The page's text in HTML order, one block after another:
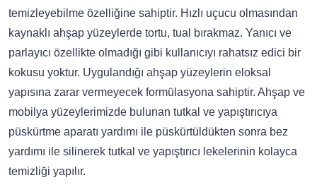
temizleyebilme özelliğine sahiptir. Hızlı uçucu olmasından
kaynaklı ahşap yüzeylerde tortu, tual bırakmaz. Yanıcı ve
parlayıcı özellikte olmadığı gibi kullanıcıyı rahatsız edici bir
kokusu yoktur. Uygulandığı ahşap yüzeylerin eloksal
yapısına zarar vermeyecek formülasyona sahiptir. Ahşap ve
mobilya yüzeylerimizde bulunan tutkal ve yapıştırıcıya
püskürtme aparatı yardımı ile püskürtüldükten sonra bez
yardımı ile silinerek tutkal ve yapıştırıcı lekelerinin kolayca
temizliği yapılır.